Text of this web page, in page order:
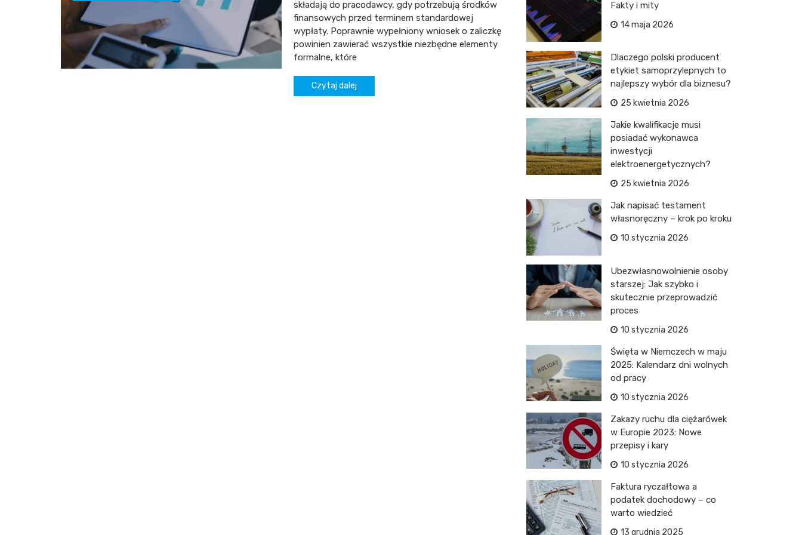
składają do pracodawcy, gdy potrzebują środków
finansowych przed terminem standardowej
wypłaty. Poprawnie wypełniony wniosek o zaliczkę
powinien zawierać wszystkie niezbędne elementy
formalne, które
Czytaj dalej
Fakty i mity
14 maja 2026
Dlaczego polski producent
etykiet samoprzylepnych to
najlepszy wybór dla biznesu?
25 kwietnia 2026
Jakie kwalifikacje musi
posiadać wykonawca
inwestycji
elektroenergetycznych?
25 kwietnia 2026
Jak napisać testament
własnoręczny – krok po kroku
10 stycznia 2026
Ubezwłasnowolnienie osoby
starszej: Jak szybko i
skutecznie przeprowadzić
proces
10 stycznia 2026
Święta w Niemczech w maju
2025: Kalendarz dni wolnych
od pracy
10 stycznia 2026
Zakazy ruchu dla ciężarówek
w Europie 2023: Nowe
przepisy i kary
10 stycznia 2026
Faktura ryczałtowa a
podatek dochodowy – co
warto wiedzieć
13 grudnia 2025